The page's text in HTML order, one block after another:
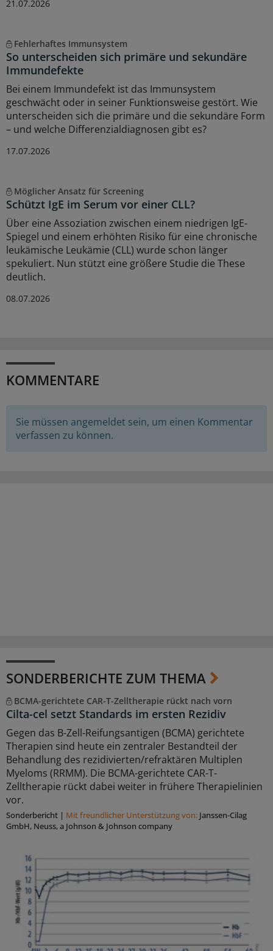
21.07.2026
Fehlerhaftes Immunsystem
So unterscheiden sich primäre und sekundäre
Immundefekte
Bei einem Immundefekt ist das Immunsystem
geschwächt oder in seiner Funktionsweise gestört. Wie
unterscheiden sich die primäre und die sekundäre Form
– und welche Differenzialdiagnosen gibt es?
17.07.2026
Möglicher Ansatz für Screening
Schützt IgE im Serum vor einer CLL?
Über eine Assoziation zwischen einem niedrigen IgE-
Spiegel und einem erhöhten Risiko für eine chronische
leukämische Leukämie (CLL) wurde schon länger
spekuliert. Nun stützt eine größere Studie die These
deutlich.
08.07.2026
KOMMENTARE
Sie müssen angemeldet sein, um einen Kommentar
verfassen zu können.
SONDERBERICHTE ZUM THEMA
BCMA-gerichtete CAR-T-Zelltherapie rückt nach vorn
Cilta-cel setzt Standards im ersten Rezidiv
Gegen das B-Zell-Reifungsantigen (BCMA) gerichtete
Therapien sind heute ein zentraler Bestandteil der
Behandlung des rezidivierten/refraktären Multiplen
Myeloms (RRMM). Die BCMA-gerichtete CAR-T-
Zelltherapie rückt dabei weiter in frühere Therapielinien
vor.
Sonderbericht | Mit freundlicher Unterstützung von: Janssen-Cilag
GmbH, Neuss, a Johnson & Johnson company